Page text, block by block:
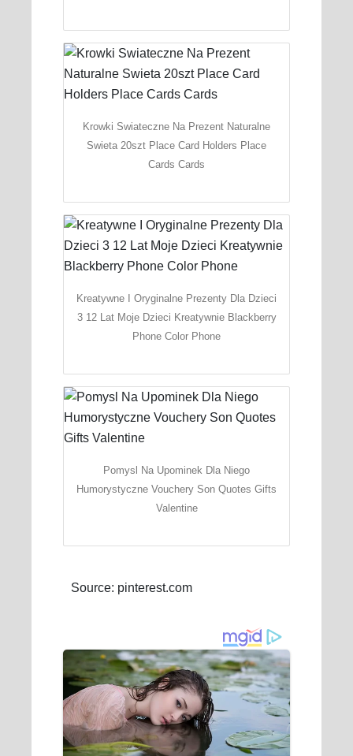
Krowki Swiateczne Na Prezent Naturalne
Swieta 20szt Place Card Holders Place
Cards Cards
Kreatywne I Oryginalne Prezenty Dla Dzieci
3 12 Lat Moje Dzieci Kreatywnie Blackberry
Phone Color Phone
Pomysl Na Upominek Dla Niego
Humorystyczne Vouchery Son Quotes Gifts
Valentine
Source: pinterest.com